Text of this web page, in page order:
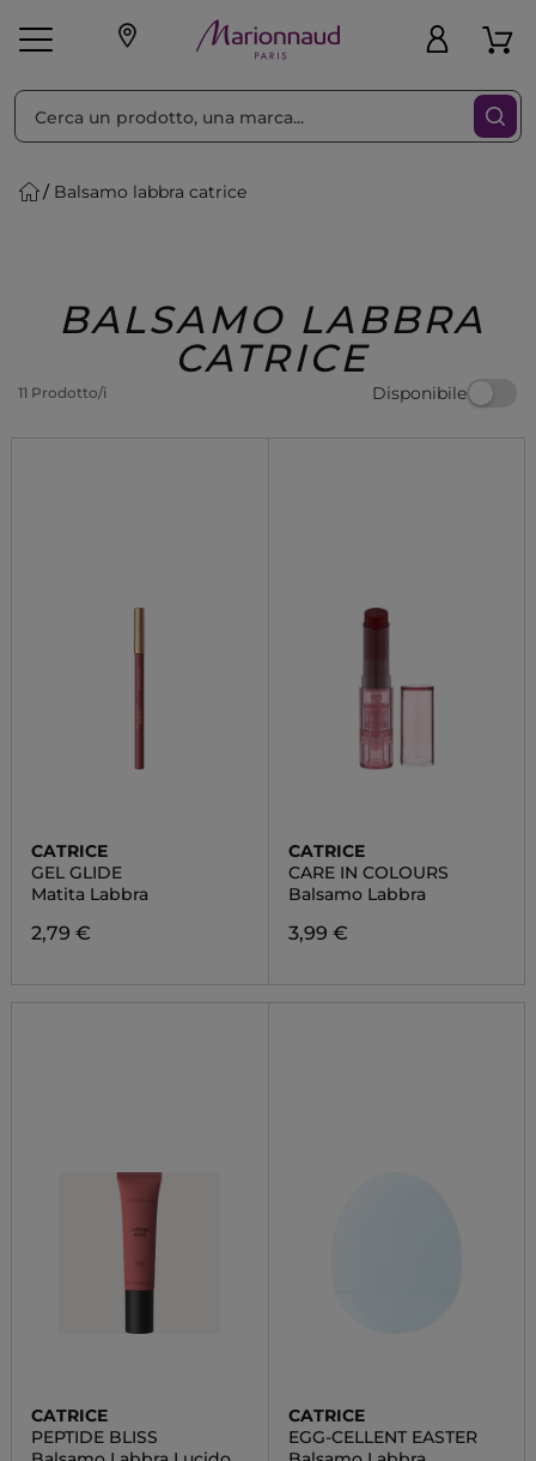
Make-up Profumi
Regalo
Balsamo labbra catrice
BALSAMO LABBRA
CATRICE
11 Prodotto/i Disponibile
Ordina per Filtra
CATRICE
GEL GLIDE
Matita Labbra
2,79 €
CATRICE
CARE IN COLOURS
Balsamo Labbra
3,99 €
CATRICE
PEPTIDE BLISS
CATRICE
EGG-CELLENT EASTER